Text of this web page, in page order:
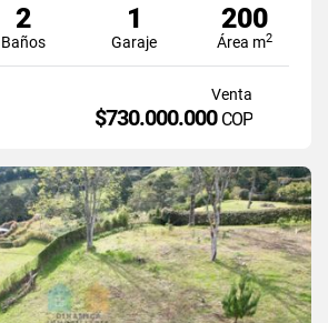
2
Baños
1
Garaje
200
Área m2
Venta
$730.000.000 COP